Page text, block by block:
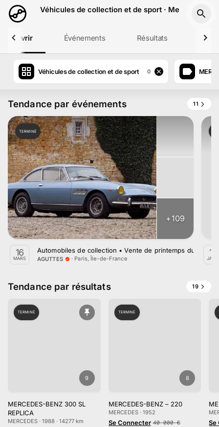
Aller au contenu principal
Véhicules de collection et de sport · Mercedes
Événements Résultats
Véhicules de collection et de sport 0
Tendance par événements 11
TERMINÉ
+109
16
MARS
Automobiles de collection • Vente de printemps du 16
AGUTTES · Paris, Île-de-France
16
Tendance par résultats 19
9
TERMINÉ
MERCEDES-BENZ 300 SL
REPLICA
MERCEDES · 1988 · 14277 km
8
TERMINÉ
MERCEDES-BENZ – 220
MERCEDES · 1952
Se Connecter 40 000 € Se